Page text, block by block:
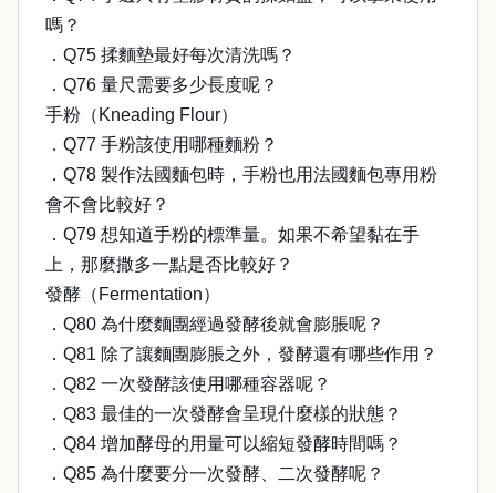
嗎？
．Q75 揉麵墊最好每次清洗嗎？
．Q76 量尺需要多少長度呢？
手粉（Kneading Flour）
．Q77 手粉該使用哪種麵粉？
．Q78 製作法國麵包時，手粉也用法國麵包專用粉
會不會比較好？
．Q79 想知道手粉的標準量。如果不希望黏在手
上，那麼撒多一點是否比較好？
發酵（Fermentation）
．Q80 為什麼麵團經過發酵後就會膨脹呢？
．Q81 除了讓麵團膨脹之外，發酵還有哪些作用？
．Q82 一次發酵該使用哪種容器呢？
．Q83 最佳的一次發酵會呈現什麼樣的狀態？
．Q84 增加酵母的用量可以縮短發酵時間嗎？
．Q85 為什麼要分一次發酵、二次發酵呢？